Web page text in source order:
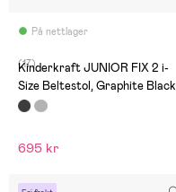
På nettlager
(17)
Kinderkraft JUNIOR FIX 2 i-
Size Beltestol, Graphite Black
695 kr